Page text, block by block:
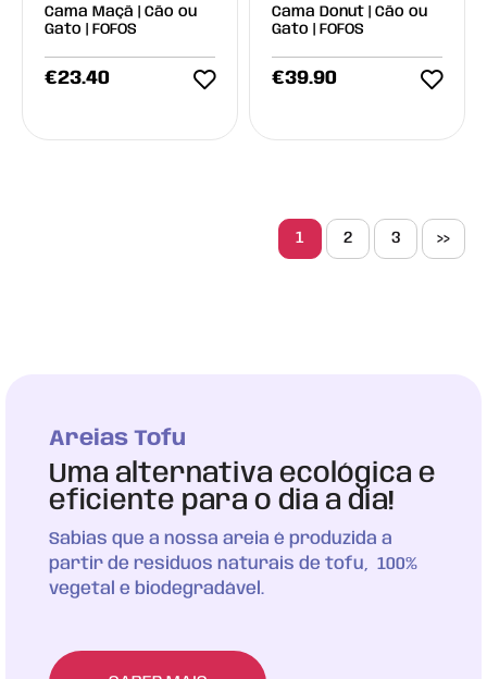
Cama Maçã | Cão ou
Gato | FOFOS
€23.40
Cama Donut | Cão ou
Gato | FOFOS
€39.90
1 2 3 >>
Areias Tofu
Uma alternativa ecológica e
eficiente para o dia a dia!
Sabias que a nossa areia é produzida a
partir de residuos naturais de tofu, 100%
vegetal e biodegradável.